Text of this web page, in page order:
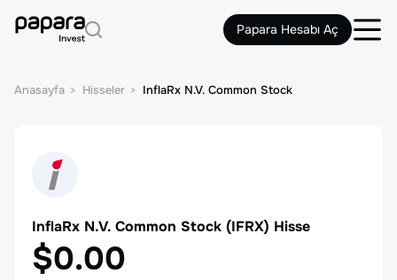
Papara Hesabı Aç
Anasayfa Hisseler InflaRx N.V. Common Stock
InflaRx N.V. Common Stock (IFRX) Hisse
$0.00